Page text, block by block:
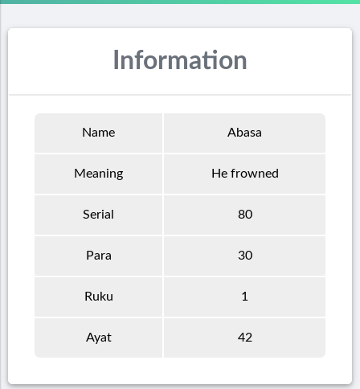
Information
Name Abasa
Meaning He frowned
Serial 80
Para 30
Ruku 1
Ayat 42